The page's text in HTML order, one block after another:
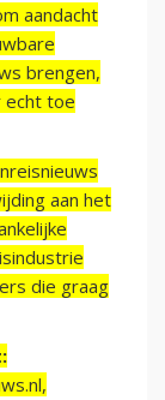
aandacht
brengen,
echt toe
aan het
die graag